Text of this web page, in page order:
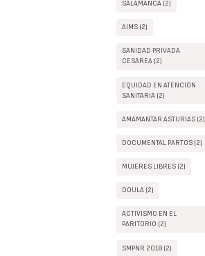
SALAMANCA (2)
AIMS (2)
SANIDAD PRIVADA
CESÁREA (2)
EQUIDAD EN ATENCIÓN
SANITARIA (2)
AMAMANTAR ASTURIAS (2)
DOCUMENTAL PARTOS (2)
MUJERES LIBRES (2)
DOULA (2)
ACTIVISMO EN EL
PARITORIO (2)
SMPNR 2018 (2)